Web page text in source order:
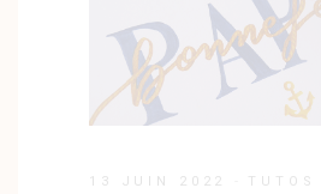
13 JUIN 2022 TUTOS